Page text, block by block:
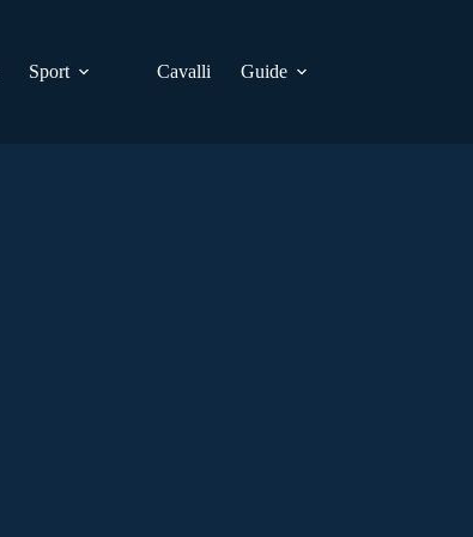
Sport Cavalli Guide